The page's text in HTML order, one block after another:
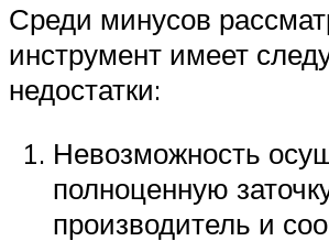
Среди минусов
инструмент имеет
недостатки:
Невозможность
полноценную
производитель и